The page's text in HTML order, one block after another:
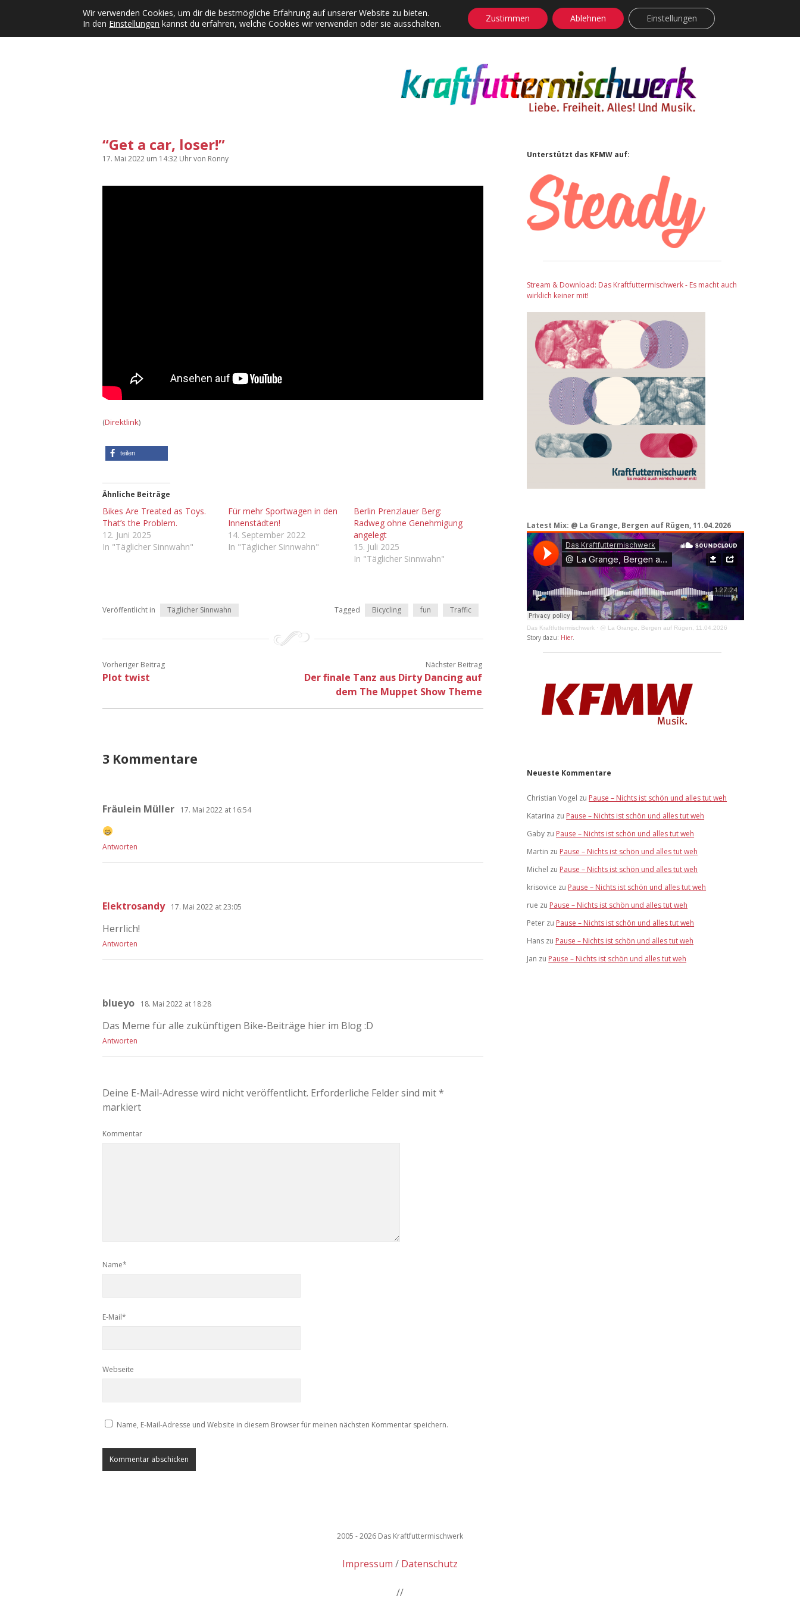
Kategorien Dropdown-Menü öffnen
KFMW-Disco Dates Instagrams Contact Adventskalender Dropdown-Menü öffnen facebook
instagram
rss soundcloud
vimeoBluesky
“Get a car, loser!”
17. Mai 2022 um 14:32 Uhrvon Ronny
(Direktlink)
teilen
Ähnliche Beiträge
Bikes Are Treated as Toys.
That’s the Problem.
12. Juni 2025
In "Täglicher Sinnwahn"
Für mehr Sportwagen in den
Innenstädten!
14. September 2022
In "Täglicher Sinnwahn"
Berlin Prenzlauer Berg:
Radweg ohne Genehmigung
angelegt
15. Juli 2025
In "Täglicher Sinnwahn"
Veröffentlicht in Täglicher Sinnwahn Tagged Bicycling fun Traffic
Vorheriger Beitrag
Plot twist
Nächster Beitrag
Der finale Tanz aus Dirty Dancing auf
dem The Muppet Show Theme
3 Kommentare
Fräulein Müller 17. Mai 2022 at 16:54
Antworten
Elektrosandy 17. Mai 2022 at 23:05
Herrlich!
Antworten
blueyo 18. Mai 2022 at 18:28
Das Meme für alle zukünftigen Bike-Beiträge hier im Blog :D
Antworten
Deine E-Mail-Adresse wird nicht veröffentlicht. Erforderliche Felder sind mit*
markiert
Kommentar
Name*
E-Mail*
Webseite
Name, E-Mail-Adresse und Website in diesem Browser für meinen nächsten Kommentar speichern.
Sidebar
Unterstützt das KFMW auf:
Stream & Download: Das Kraftfuttermischwerk - Es macht auch
wirklich keiner mit!
Latest Mix: @ La Grange, Bergen auf Rügen, 11.04.2026
Das Kraftfuttermischwerk · @ La Grange, Bergen auf Rügen, 11.04.2026
Story dazu: Hier.
Neueste Kommentare
Christian Vogel zu Pause – Nichts ist schön und alles tut weh
Katarina zu Pause – Nichts ist schön und alles tut weh
Gaby zu Pause – Nichts ist schön und alles tut weh
Martin zu Pause – Nichts ist schön und alles tut weh
Michel zu Pause – Nichts ist schön und alles tut weh
krisovice zu Pause – Nichts ist schön und alles tut weh
rue zu Pause – Nichts ist schön und alles tut weh
Peter zu Pause – Nichts ist schön und alles tut weh
Hans zu Pause – Nichts ist schön und alles tut weh
Jan zu Pause – Nichts ist schön und alles tut weh
2005 - 2026 Das Kraftfuttermischwerk
Impressum Datenschutz
//
Wir verwenden Cookies, um dir die bestmögliche Erfahrung auf unserer Website zu bieten.
In den Einstellungen kannst du erfahren, welche Cookies wir verwenden oder sie ausschalten. Zustimmen Ablehnen Einstellungen